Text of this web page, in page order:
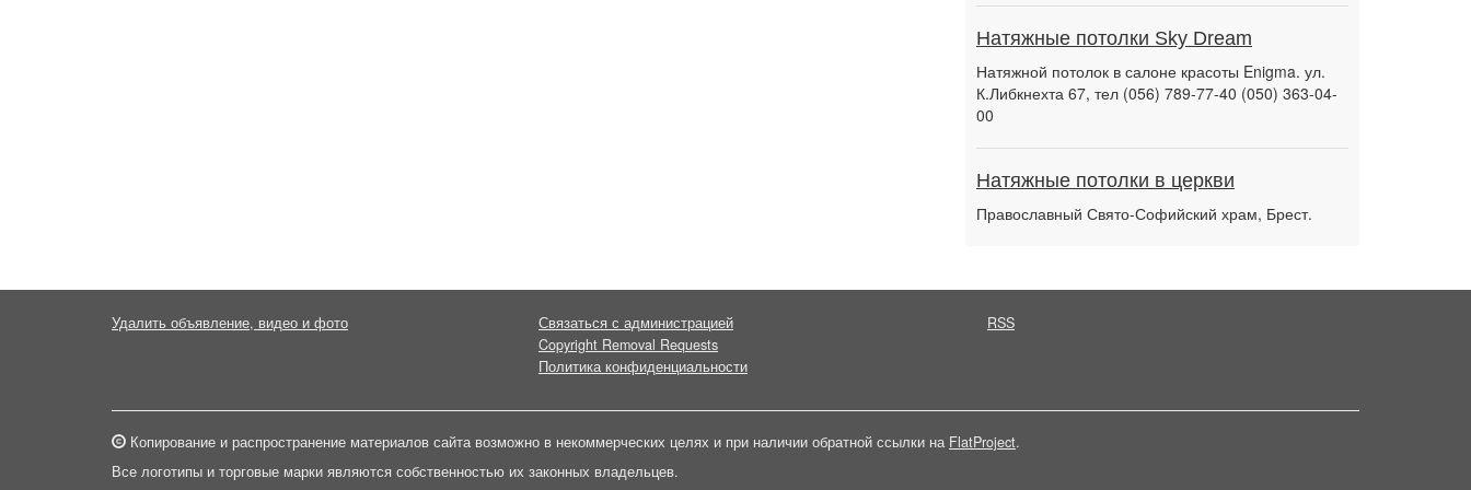
Натяжные потолки Sky Dream
Натяжной потолок в салоне красоты Enigma. ул.
К.Либкнехта 67, тел (056) 789-77-40 (050) 363-04-
00
Натяжные потолки в церкви
Православный Свято-Софийский храм, Брест.
Удалить объявление, видео и фото
Связаться с администрацией
Copyright Removal Requests
Политика конфиденциальности
RSS
Копирование и распространение материалов сайта возможно в некоммерческих целях и при наличии обратной ссылки на FlatProject.
Все логотипы и торговые марки являются собственностью их законных владельцев.